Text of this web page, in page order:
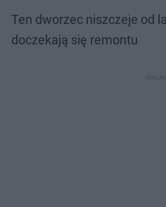
Ten dworzec niszczeje od
doczekają się remontu